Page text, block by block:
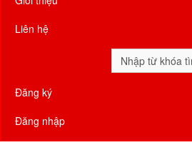
Liên hệ
Đăng ký
Đăng nhập